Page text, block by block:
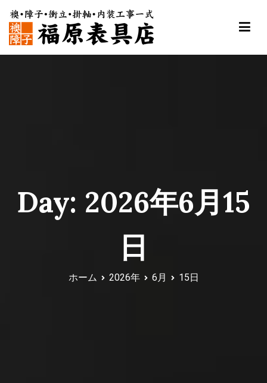
福原表具店
Day: 2026年6月15
日
ホーム 2026年 6月 15日